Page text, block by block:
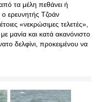
τα μέλη πεθάνει ή
ερευνητής Τζοάν
«νεκρώσιμες τελετές»,
μανία και κατά ακανόνιστο
δελφίνι, προκειμένου να